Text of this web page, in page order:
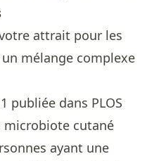
attrait pour les
mélange complexe
publiée dans PLOS
microbiote cutané
ayant une